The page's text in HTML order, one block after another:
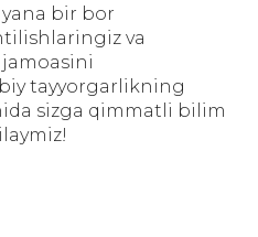
bir bor
va
tayyorgarlikning
sizga qimmatli bilim